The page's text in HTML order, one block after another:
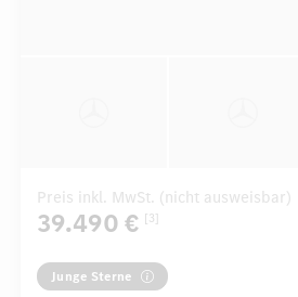
Preis inkl. MwSt. (nicht ausweisbar)
39.490 € [3]
Junge Sterne